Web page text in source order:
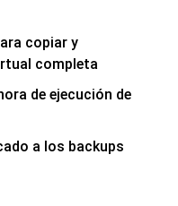
copiar y
completa
de ejecución de
a los backups